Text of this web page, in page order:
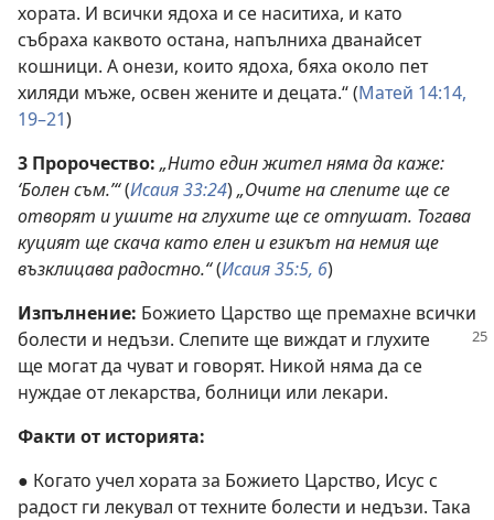
хората. И всички ядоха и се наситиха, и като
събраха каквото остана, напълниха дванайсет
кошници. А онези, които ядоха, бяха около пет
хиляди мъже, освен жените и децата.“ (Матей 14:14,
19–21)
3 Пророчество: „Нито един жител няма да каже:
‘Болен съм.’“(Исаия 33:24)„Очите на слепите ще се
отворят и ушите на глухите ще се отпушат. Тогава
куцият ще скача като елен и езикът на немия ще
възклицава радостно.“(Исаия 35:5, 6)
Изпълнение: Божието Царство ще премахне всички
болести и недъзи. Слепите ще виждат и глухите
ще могат да чуват и говорят. Никой няма да се
нуждае от лекарства, болници или лекари.
Факти от историята:
● Когато учел хората за Божието Царство, Исус с
радост ги лекувал от техните болести и недъзи. Така